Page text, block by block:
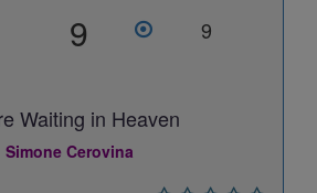
9 9
Waiting in Heaven
Simone Cerovina